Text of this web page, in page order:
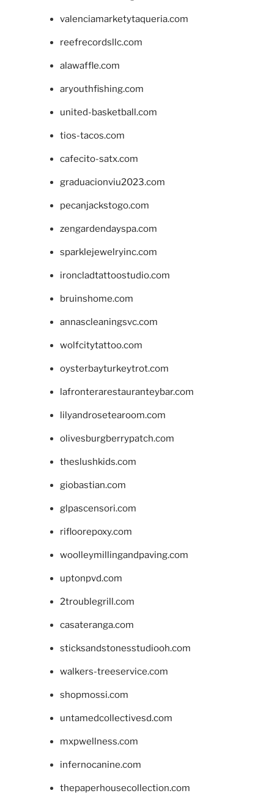
valenciamarketytaqueria.com
reefrecordsllc.com
alawaffle.com
aryouthfishing.com
united-basketball.com
tios-tacos.com
cafecito-satx.com
graduacionviu2023.com
pecanjackstogo.com
zengardendayspa.com
sparklejewelryinc.com
ironcladtattoostudio.com
bruinshome.com
annascleaningsvc.com
wolfcitytattoo.com
oysterbayturkeytrot.com
lafronterarestauranteybar.com
lilyandrosetearoom.com
olivesburgberrypatch.com
theslushkids.com
giobastian.com
glpascensori.com
rifloorepoxy.com
woolleymillingandpaving.com
uptonpvd.com
2troublegrill.com
casateranga.com
sticksandstonesstudiooh.com
walkers-treeservice.com
shopmossi.com
untamedcollectivesd.com
mxpwellness.com
infernocanine.com
thepaperhousecollection.com